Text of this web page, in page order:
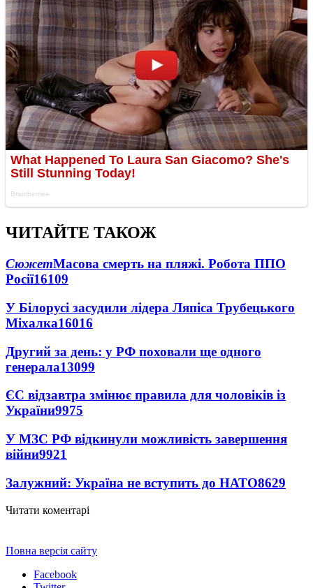
ЧИТАЙТЕ ТАКОЖ
СюжетМасова смерть на пляжі. Робота ППО
Росії16109
У Білорусі засудили лідера Ляпіса Трубецького
Міхалка16016
Другий за день: у РФ поховали ще одного
генерала13099
ЄС відзавтра змінює правила для чоловіків із
України9975
У МЗС РФ відкинули можливість завершення
війни9921
Залужний: Україна не вступить до НАТО8629
Читати коментарі
Повна версія сайту
Facebook